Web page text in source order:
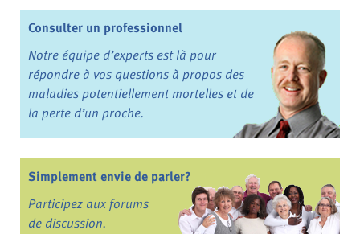
Consulter un professionnel
Notre équipe d’experts est là pour
répondre à vos questions à propos des
maladies potentiellement mortelles et de
la perte d’un proche.
Simplement envie de parler?
Participez aux forums
de discussion.